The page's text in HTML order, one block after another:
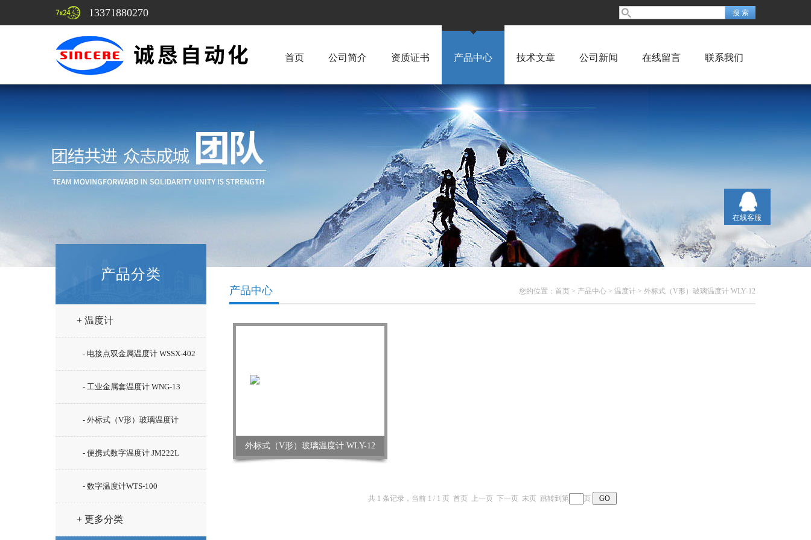
13371880270
首页 公司简介 资质证书 产品中心 技术文章 公司新闻 在线留言 联系我们
产品分类
+ 温度计
- 电接点双金属温度计 WSSX-402
- 工业金属套温度计 WNG-13
- 外标式（V形）玻璃温度计
WLY-12
- 便携式数字温度计 JM222L
- 数字温度计WTS-100
+ 更多分类
您的位置： 首页 > 产品中心 > 温度计 > 外标式（V形）玻璃温度计 WLY-12
产品中心
外标式（V形）玻璃温度计 WLY-12
共 1 条记录，当前 1 / 1 页 首页 上一页 下一页 末页 跳转到第 页
在线客服